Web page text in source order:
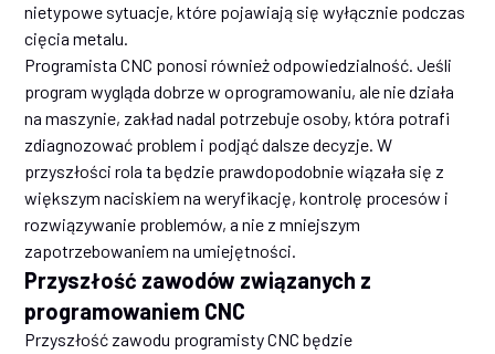
nietypowe sytuacje, które pojawiają się wyłącznie podczas
cięcia metalu.
Programista CNC ponosi również odpowiedzialność. Jeśli
program wygląda dobrze w oprogramowaniu, ale nie działa
na maszynie, zakład nadal potrzebuje osoby, która potrafi
zdiagnozować problem i podjąć dalsze decyzje. W
przyszłości rola ta będzie prawdopodobnie wiązała się z
większym naciskiem na weryfikację, kontrolę procesów i
rozwiązywanie problemów, a nie z mniejszym
zapotrzebowaniem na umiejętności.
Przyszłość zawodów związanych z
programowaniem CNC
Przyszłość zawodu programisty CNC będzie